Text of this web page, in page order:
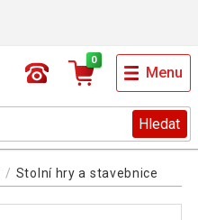
Hledat
0
Menu
Stolní hry a stavebnice